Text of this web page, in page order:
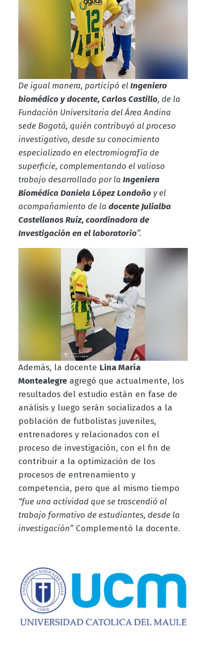
De igual manera, participó elIngeniero
biomédico y docente, Carlos Castillo, de la
Fundación Universitaria del Área Andina
sede Bogotá, quién contribuyó al proceso
investigativo, desde su conocimiento
especializado en electromiografía de
superficie, complementando el valioso
trabajo desarrollado por la Ingeniera
Biomédica Daniela López Londoñoy el
acompañamiento de la docente Julialba
Castellanos Ruíz, coordinadora de
Investigación en el laboratorio”.
Además, la docente Lina María
Montealegreagregó que actualmente, los
resultados del estudio están en fase de
análisis y luego serán socializados a la
población de futbolistas juveniles,
entrenadores y relacionados con el
proceso de investigación, con el fin de
contribuir a la optimización de los
procesos de entrenamiento y
competencia, pero que al mismo tiempo
“fue una actividad que se trascendió al
trabajo formativo de estudiantes, desde la
investigación”Complementó la docente.